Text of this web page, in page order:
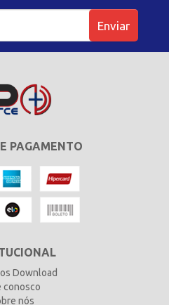
Enviar
PAGAMENTO
Download
conosco
nós